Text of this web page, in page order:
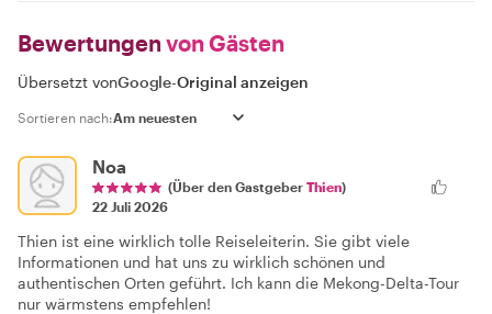
Bewertungen von Gästen
Übersetzt vonGoogle-Original anzeigen
Sortieren nach:
Noa
(Über den Gastgeber Thien)
22 Juli 2026
Thien ist eine wirklich tolle Reiseleiterin. Sie gibt viele
Informationen und hat uns zu wirklich schönen und
authentischen Orten geführt. Ich kann die Mekong-Delta-Tour
nur wärmstens empfehlen!